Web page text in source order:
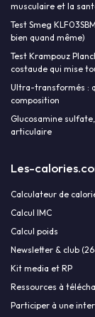
musculaire et la
Test Smeg
bien quand même)
Test Krampouz
costaude qui mise
Ultra-transformés :
composition
Glucosamine
articulaire
Les-
Calculateur de
Calcul IMC
Calcul poids
Newsletter & club
Kit media et RP
Ressources à
Participer à une